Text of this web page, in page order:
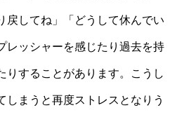
戻してね」「どうして休んでい
レッシャーを感じたり過去を持
りすることがあります。こうし
しまうと再度ストレスとなりう